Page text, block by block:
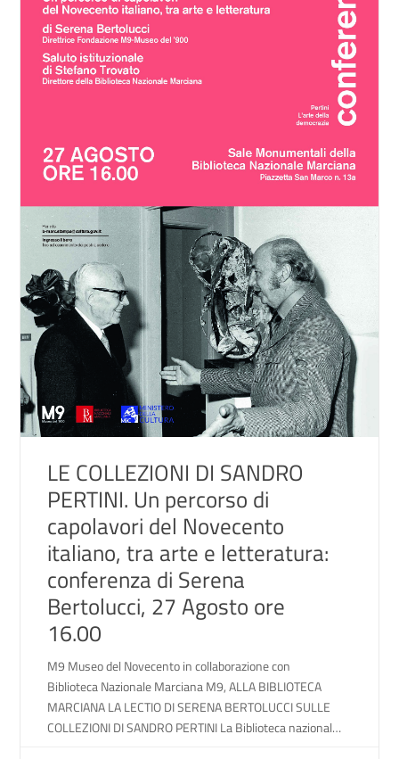
LE COLLEZIONI DI SANDRO
PERTINI. Un percorso di
capolavori del Novecento
italiano, tra arte e letteratura:
conferenza di Serena
Bertolucci, 27 Agosto ore
16.00
M9 Museo del Novecento in collaborazione con
Biblioteca Nazionale Marciana M9, ALLA BIBLIOTECA
MARCIANA LA LECTIO DI SERENA BERTOLUCCI SULLE
COLLEZIONI DI SANDRO PERTINI La Biblioteca nazionale